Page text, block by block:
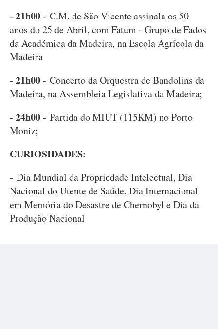
- 21h00 - C.M. de São Vicente assinala os 50
anos do 25 de Abril, com Fatum - Grupo de Fados
da Académica da Madeira, na Escola Agrícola da
Madeira
- 21h00 - Concerto da Orquestra de Bandolins da
Madeira, na Assembleia Legislativa da Madeira;
- 24h00 - Partida do MIUT (115KM) no Porto
Moniz;
CURIOSIDADES:
- Dia Mundial da Propriedade Intelectual, Dia
Nacional do Utente de Saúde, Dia Internacional
em Memória do Desastre de Chernobyl e Dia da
Produção Nacional